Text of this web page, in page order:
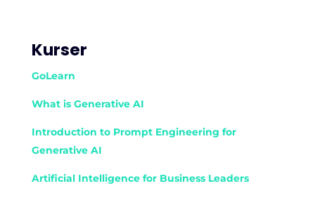
Kurser
GoLearn
What is Generative AI
Introduction to Prompt Engineering for
Generative AI
Artificial Intelligence for Business Leaders